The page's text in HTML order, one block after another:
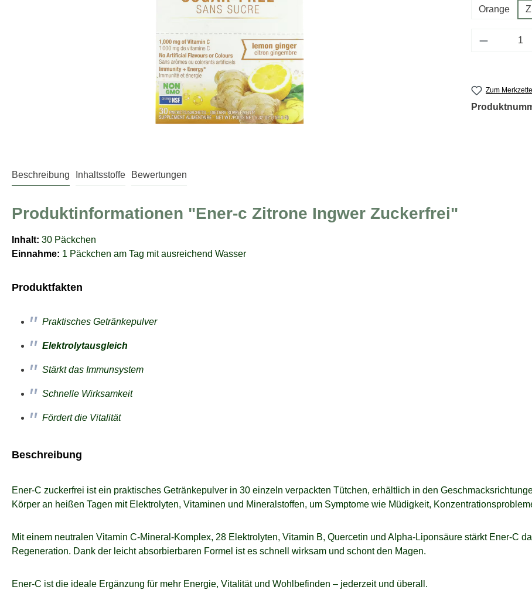
Orange
Produkt
Zum
Beschreibung Inhaltsstoffe Bewertungen
Produktinformationen "Ener-c Zitrone Ingwer Zuckerfrei"
Inhalt: 30 Päckchen
Einnahme: 1 Päckchen am Tag mit ausreichend Wasser
Produktfakten
Praktisches Getränkepulver
Elektrolytausgleich
Stärkt das Immunsystem
Schnelle Wirksamkeit
Fördert die Vitalität
Beschreibung
Ener-C zuckerfrei ist ein praktisches Getränkepulver in 30 einzeln verpackten Tütchen, erhältlich in den
Körper an heißen Tagen mit Elektrolyten, Vitaminen und Mineralstoffen, um Symptome wie Müdigkeit,
Mit einem neutralen Vitamin C-Mineral-Komplex, 28 Elektrolyten, Vitamin B, Quercetin und Alpha-Liponsäure stärkt Ener-C
Regeneration. Dank der leicht absorbierbaren Formel ist es schnell wirksam und schont den Magen.
Ener-C ist die ideale Ergänzung für mehr Energie, Vitalität und Wohlbefinden – jederzeit und überall.